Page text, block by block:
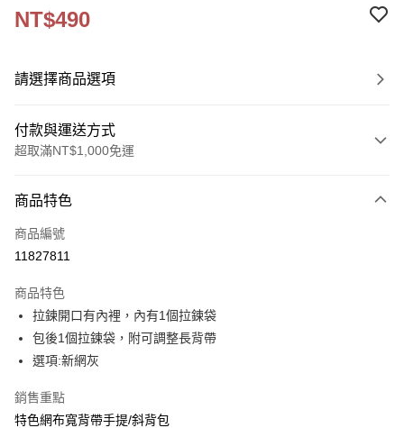
NT$490
請選擇商品選項
付款與運送方式
超取滿NT$1,000免運
信用卡一次付款
超商取貨付款
Apple Pay
街口支付
Google Pay
商品特色
商品編號
11827811
商品特色
拉鍊開口有內裡，內有1個拉鍊袋
包後1個拉鍊袋，附可調整長背帶
選項:新網灰
銷售重點
特色網布寬背帶手提/斜背包